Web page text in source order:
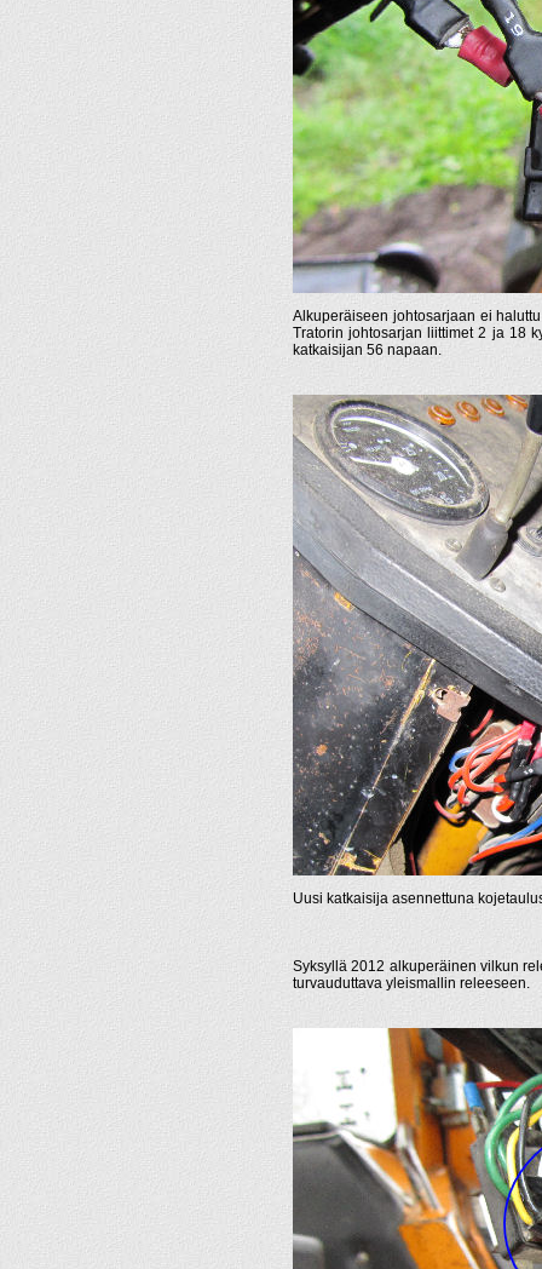
Alkuperäiseen johtosarjaan ei
Tratorin johtosarjan liittimet 2 ja 18
katkaisijan 56 napaan.
Uusi katkaisija asennettuna
Syksyllä 2012 alkuperäinen vilkun
turvauduttava yleismallin releeseen.